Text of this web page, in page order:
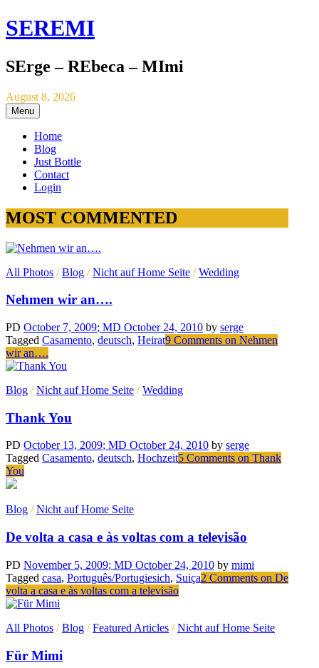
SEREMI
SErge – REbeca – MImi
August 8, 2026
Menu
Home
Blog
Just Bottle
Contact
Login
MOST COMMENTED
All Photos /Blog /Nicht auf Home Seite /Wedding
Nehmen wir an….
PD October 7, 2009; MD October 24, 2010 by serge
Tagged Casamento, deutsch, Heirat9 Comments on Nehmen
wir an….
Blog /Nicht auf Home Seite /Wedding
Thank You
PD October 13, 2009; MD October 24, 2010 by serge
Tagged Casamento, deutsch, Hochzeit5 Comments on Thank
You
Blog /Nicht auf Home Seite
De volta a casa e às voltas com a televisão
PD November 5, 2009; MD October 24, 2010 by mimi
Tagged casa, Português/Portugiesich, Suiça2 Comments on De
volta a casa e às voltas com a televisão
All Photos /Blog /Featured Articles /Nicht auf Home Seite
Für Mimi